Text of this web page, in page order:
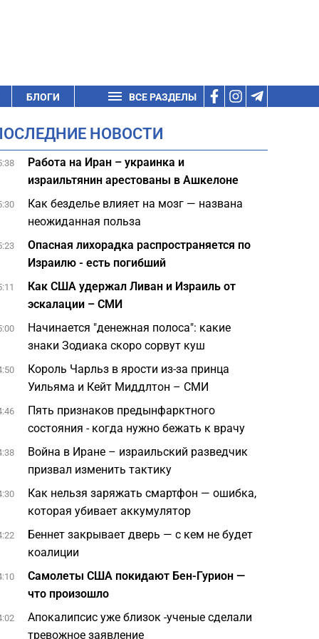
БЛОГИ ВСЕ РАЗДЕЛЫ
НОВОСТИ
Работа на Иран – украинка и
израильтянин арестованы в Ашкелоне
Как безделье влияет на мозг — названа
неожиданная польза
Опасная лихорадка распространяется по
Израилю - есть погибший
Как США удержал Ливан и Израиль от
эскалации – СМИ
Начинается "денежная полоса": какие
знаки Зодиака скоро сорвут куш
Король Чарльз в ярости из-за принца
Уильяма и Кейт Миддлтон – СМИ
Пять признаков предынфарктного
состояния - когда нужно бежать к врачу
Война в Иране – израильский разведчик
призвал изменить тактику
Как нельзя заряжать смартфон — ошибка,
которая убивает аккумулятор
Беннет закрывает дверь — с кем не будет
коалиции
Самолеты США покидают Бен-Гурион —
что произошло
Апокалипсис уже близок -ученые сделали
тревожное заявление